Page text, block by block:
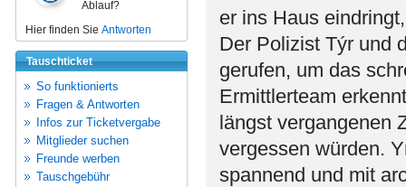
Ablauf?
Hier finden Sie Antworten
Tauschticket
So funktionierts
Fragen & Antworten
Infos zur Ticketvergabe
Mitglieder suchen
Freunde werben
Tauschgebühr
er ins Haus
Der Polizist Týr und
gerufen, um das
Ermittlerteam
längst vergangenen
vergessen würden.
spannend und mit